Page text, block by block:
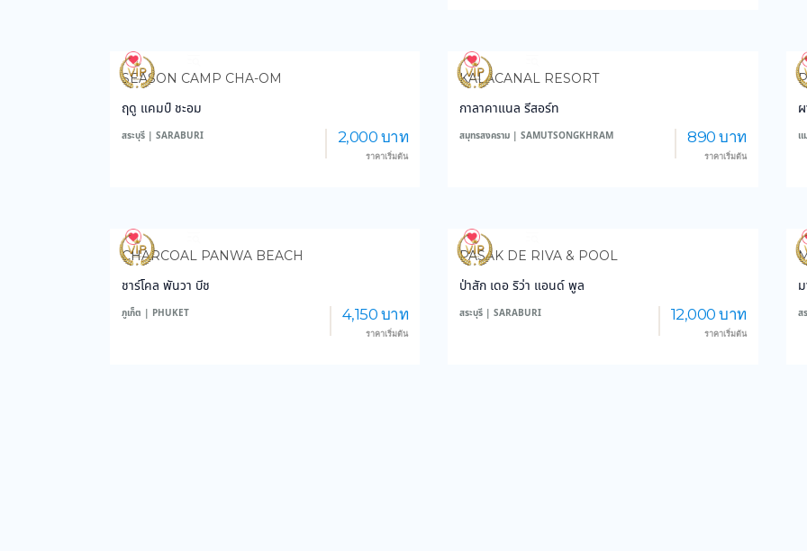
3,552
SEASON CAMP CHA-OM
ฤดู แคมป์ ชะอม
สระบุรี | SARABURI 2,000 บาท
ราคาเริ่มต้น
3,417
KALACANAL RESORT
กาลาคาแนล รีสอร์ท
สมุทรสงคราม | SAMUTSONGKHRAM 890 บาท
ราคาเริ่มต้น
แ
3,578
CHARCOAL PANWA BEACH
ชาร์โคล พันวา บีช
ภูเก็ต | PHUKET 4,150 บาท
ราคาเริ่มต้น
3,830
PASAK DE RIVA & POOL
ป่าสัก เดอ ริว่า แอนด์ พูล
สระบุรี | SARABURI 12,000 บาท
ราคาเริ่มต้น
ส